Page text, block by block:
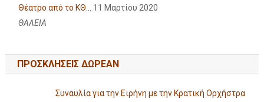
Θέατρο από το ΚΘ...
11 Μαρτίου 2020
ΘΑΛΕΙΑ
ΠΡΟΣΚΛΗΣΕΙΣ ΔΩΡΕΑΝ
Συναυλία για την Ειρήνη με την Κρατική Ορχήστρα